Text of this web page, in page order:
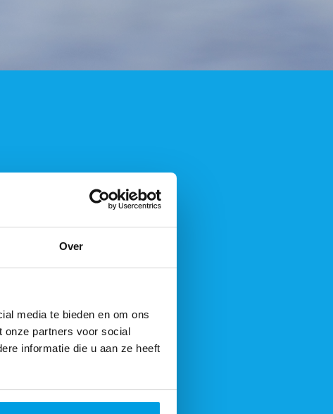
Over
media te bieden en om ons
onze partners voor social
informatie die u aan ze heeft